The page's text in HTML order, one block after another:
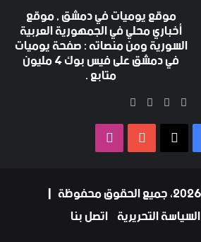
موقع يوميات في دمشق , موقع
أخباري محلي في الجمهورية العربية
السورية ومن منصاته : صفحة يوميات
في دمشق على فيس بوك 4 مليون متابع .
فيسبوك
‫X
‫YouTube
فيسبوك ‫YouTube
السياسة التحريرية اتصل بنا